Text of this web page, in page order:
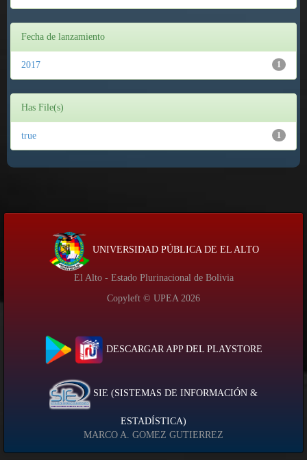
Fecha de lanzamiento
1
2017
Has File(s)
1
true
UNIVERSIDAD PÚBLICA DE EL ALTO
El Alto - Estado Plurinacional de Bolivia
Copyleft © UPEA 2026
DESCARGAR APP DEL PLAYSTORE
SIE (SISTEMAS DE INFORMACIÓN &
ESTADÍSTICA)
MARCO A. GOMEZ GUTIERREZ